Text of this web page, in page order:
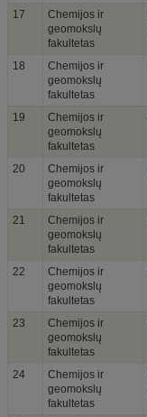
17
Chemijos ir
geomokslų
fakultetas
18
Chemijos ir
geomokslų
fakultetas
19
Chemijos ir
geomokslų
fakultetas
20
Chemijos ir
geomokslų
fakultetas
21
Chemijos ir
geomokslų
fakultetas
22
Chemijos ir
geomokslų
fakultetas
23
Chemijos ir
geomokslų
fakultetas
24
Chemijos ir
geomokslų
fakultetas